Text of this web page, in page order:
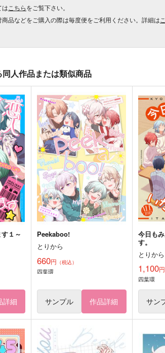
は こちらをご覧下さい。
品などをご購入の際は毎度便をご利用ください。詳細は
人作品または類似商品
１～
詳細
Peekaboo!
とりから
660円 （税込）
四葉環
サンプル 作品詳細
今日も
す。
とりから
1,100円
四葉環
サン